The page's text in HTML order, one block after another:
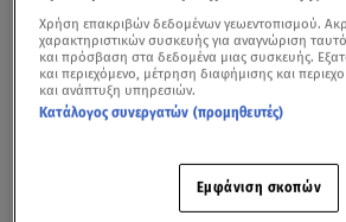
Δείτε τα καλύτερα στιγμιότυπα της
Παναιτωλικός για την 6η αγωνιστική της Super
δυσκολεύτηκε να επικρατήσει του
στο Περιστέρι, στο πλαίσιο της 6ης
Χρήση επακριβών δεδομένων γεωεντοπισμού.
χαρακτηριστικών συσκευής για αναγνώριση
και πρόσβαση στα δεδομένα μιας συσκευής.
και περιεχόμενο, μέτρηση διαφήμισης και
και ανάπτυξη υπηρεσιών.
Κατάλογος συνεργατών (προμηθευτές)
Εμφάνιση σκοπών